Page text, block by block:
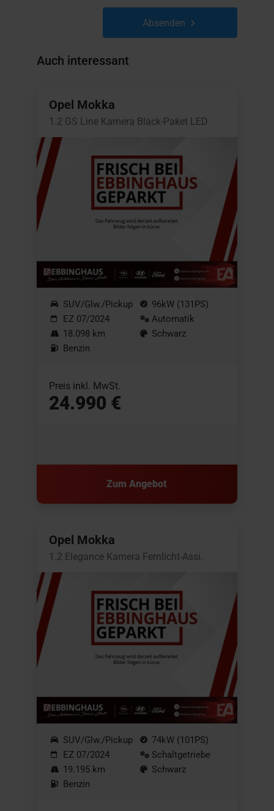
Absenden
Auch interessant
Opel Mokka
1.2 GS Line Kamera Black-Paket LED
SUV/Glw./Pickup
EZ 07/2024
18.098 km
Benzin
96kW (131PS)
Automatik
Schwarz
Preis inkl. MwSt.
24.990 €
Zum Angebot
Opel Mokka
1.2 Elegance Kamera Fernlicht-Assi.
SUV/Glw./Pickup
EZ 07/2024
19.195 km
Benzin
74kW (101PS)
Schaltgetriebe
Schwarz